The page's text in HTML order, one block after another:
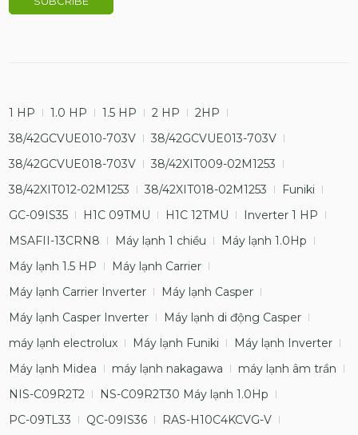
1 HP 1.0 HP 1.5 HP 2 HP
2HP
38/42GCVUE010-703V
38/42GCVUE013-703V
38/42GCVUE018-703V
38/42XIT009-02M1253
38/42XIT012-02M1253
38/42XIT018-02M1253
Funiki
GC-09IS35
H1C 09TMU H1C 12TMU
Inverter 1 HP
MSAFII-13CRN8
Máy lạnh 1 chiều
Máy lạnh 1.0Hp
Máy lạnh 1.5 HP
Máy lạnh Carrier
Máy lạnh Carrier Inverter
Máy lạnh Casper
Máy lạnh Casper Inverter
Máy lạnh di động Casper
máy lạnh electrolux
Máy lạnh Funiki
Máy lạnh Inverter
Máy lạnh Midea
máy lạnh nakagawa
máy lạnh âm trần
NIS-C09R2T2
NS-C09R2T30 Máy lạnh 1.0Hp
PC-09TL33
QC-09IS36 RAS-H10C4KCVG-V